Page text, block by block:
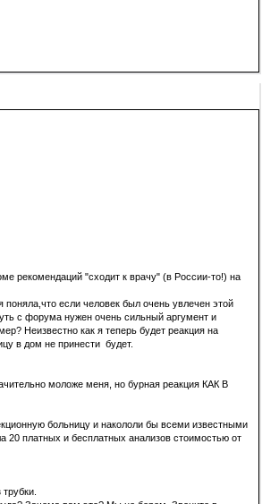
рекомендаций "сходит к врачу" (в России-то!) на
если человек был очень увлечен этой
с форума нужен очень сильный аргумент и
Неизвестно как я теперь будет реакция на
в дом не принести будет.
моложе меня, но бурная реакция КАК В
больницу и накололи бы всеми известными
платных и бесплатных анализов стоимостью от